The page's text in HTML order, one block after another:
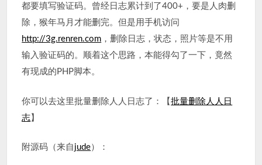
都要填写验证码。曾经日志累计到了400+，要是人肉删
除，猴年马月才能删完。但是用手机访问
http://3g.renren.com ，删除日志，状态，照片等是不用
输入验证码的。顺着这个思路，本能得勾了一下，竟然
有现成的PHP脚本。
你可以去这里批量删除人人日志了：【批量删除人人日
志 】
附源码（来自 jude）：